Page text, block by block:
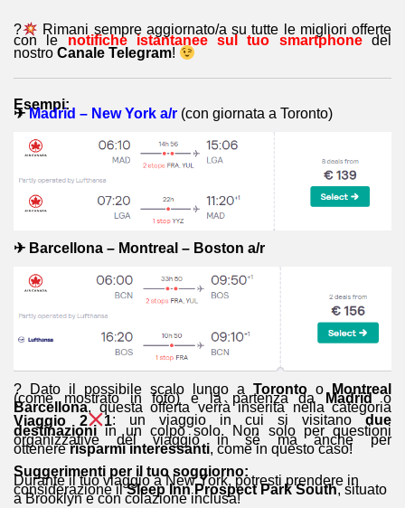
? Rimani sempre aggiornato/a su tutte le migliori offerte
con le notifiche istantanee sul tuo smartphonedel
nostro Canale Telegram!
Esempi:
✈Madrid – New York a/r (con giornata a Toronto)
✈ Barcellona – Montreal – Boston a/r
? Dato il possibile scalo lungo a Toronto o Montreal
(come mostrato in foto) e la partenza daMadrido
Barcellona, questa offerta verrà inserita nella categoria
Viaggio 2
1: un viaggio in cui si visitanodue
destinazioniin un colpo solo. Non solo per questioni
organizzative del viaggio in sé ma anche per
ottenererisparmi interessanti, come in questo caso!
Suggerimenti per il tuo soggiorno:
Durante il tuo viaggio a New York, potresti prendere in
considerazione ilSleep Inn Prospect Park South, situato
a Brooklyn e con colazione inclusa!